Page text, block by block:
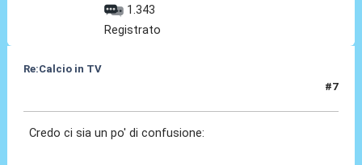
1.343
Registrato
Re:Calcio in TV
#7
Credo ci sia un po' di confusione: